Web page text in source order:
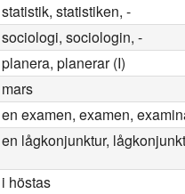
statistik, statistiken, -
sociologi, sociologin, -
planera, planerar (I)
mars
en examen, examen,
en lågkonjunktur,
i höstas